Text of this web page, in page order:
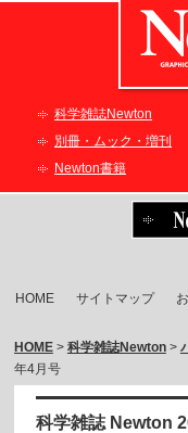
科学雑誌Newton
別冊・ムック・増刊
Newton書籍
HOME サイトマップ
HOME> 科学雑誌Newton>
年4月号
科学雑誌 Newton